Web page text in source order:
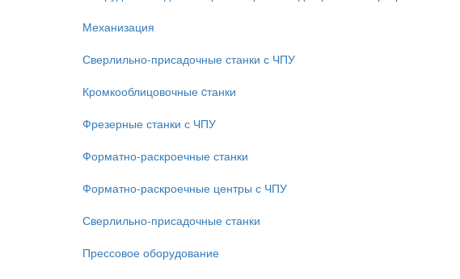
Механизация
Сверлильно-присадочные станки с ЧПУ
Кромкооблицовочные cтанки
Фрезерные станки с ЧПУ
Форматно-раскроечные станки
Форматно-раскроечные центры с ЧПУ
Сверлильно-присадочные станки
Прессовое оборудование